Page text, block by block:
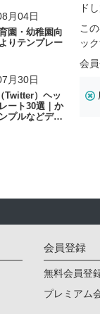
月04日
園・幼稚園向
りテンプレー
月30日
Twitter）ヘッ
ート30選｜か
プルなどデザ
ド
こ
ッ
会
会員登録
無料会員登
プレミアム